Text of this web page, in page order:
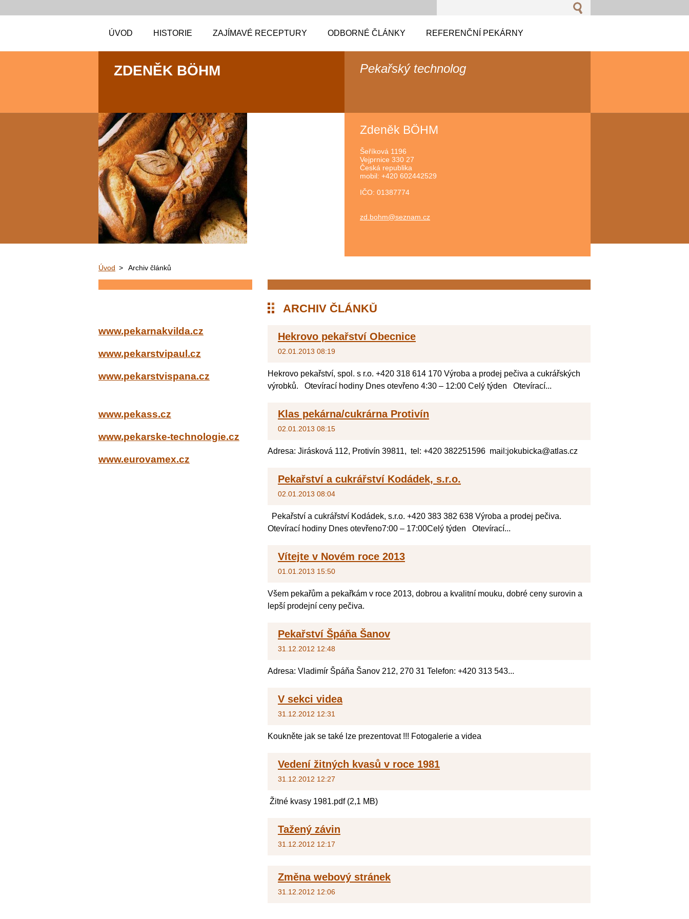
ÚVOD HISTORIE ZAJÍMAVÉ RECEPTURY ODBORNÉ ČLÁNKY REFERENČNÍ PEKÁRNY
ZDENĚK BÖHM Pekařský technolog
Zdeněk BÖHM
Šeříková 1196
Vejprnice 330 27
Česká republika
mobil: +420 602442529
IČO: 01387774
zd.bohm@seznam.cz
Úvod > Archiv článků
www.pekarnakvilda.cz
www.pekarstvipaul.cz
www.pekarstvispana.cz
www.pekass.cz
www.pekarske-technologie.cz
www.eurovamex.cz
ARCHIV ČLÁNKŮ
Hekrovo pekařství Obecnice
02.01.2013 08:19
Hekrovo pekařství, spol. s r.o. +420 318 614 170 Výroba a prodej pečiva a cukrářských
výrobků. Otevírací hodiny Dnes otevřeno 4:30 – 12:00 Celý týden Otevírací...
Klas pekárna/cukrárna Protivín
02.01.2013 08:15
Adresa: Jirásková 112, Protivín 39811, tel: +420 382251596 mail:jokubicka@atlas.cz
Pekařství a cukrářství Kodádek, s.r.o.
02.01.2013 08:04
Pekařství a cukrářství Kodádek, s.r.o. +420 383 382 638 Výroba a prodej pečiva.
Otevírací hodiny Dnes otevřeno7:00 – 17:00Celý týden Otevírací...
Vítejte v Novém roce 2013
01.01.2013 15:50
Všem pekařům a pekařkám v roce 2013, dobrou a kvalitní mouku, dobré ceny surovin a
lepší prodejní ceny pečiva.
Pekařství Špáňa Šanov
31.12.2012 12:48
Adresa: Vladimír Špáňa Šanov 212, 270 31 Telefon: +420 313 543...
V sekci videa
31.12.2012 12:31
Koukněte jak se také lze prezentovat !!! Fotogalerie a videa
Vedení žitných kvasů v roce 1981
31.12.2012 12:27
Žitné kvasy 1981.pdf (2,1 MB)
Tažený závin
31.12.2012 12:17
Změna webový stránek
31.12.2012 12:06